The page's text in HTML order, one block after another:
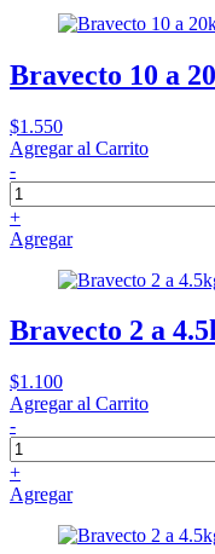
Bravecto 10 a
$1.550
Agregar al Carrito
-
+
Agregar
Bravecto 2 a
$1.100
Agregar al Carrito
-
+
Agregar